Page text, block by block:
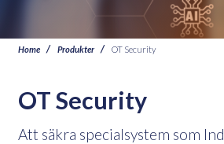
Home Produkter OT Security
OT Security
Att säkra specialsystem som